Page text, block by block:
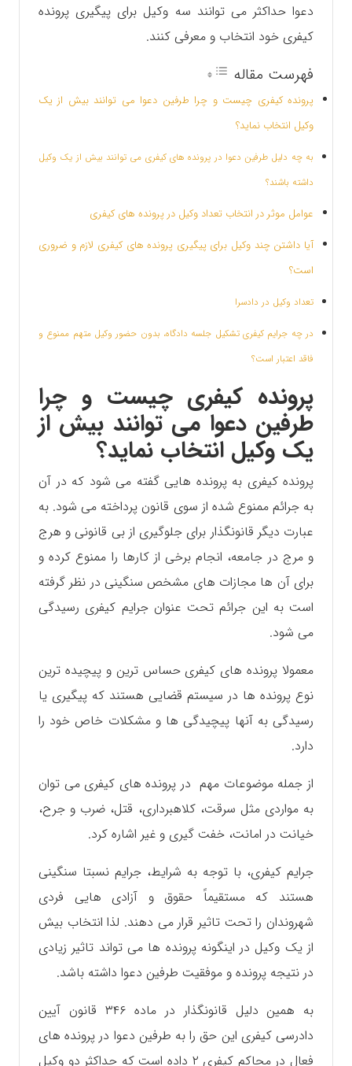
دعوا حداکثر می توانند سه وکیل برای پیگیری پرونده
کیفری خود انتخاب و معرفی کنند.
فهرست مقاله
پرونده کیفری چیست و چرا طرفین دعوا می توانند بیش از یک
وکیل انتخاب نماید؟
به چه دلیل طرفین دعوا در پرونده های کیفری می توانند بیش از یک وکیل
داشته باشند؟
عوامل موثر در انتخاب تعداد وکیل در پرونده های کیفری
آیا داشتن چند وکیل برای پیگیری پرونده های کیفری لازم و ضروری
است؟
تعداد وکیل در دادسرا
در چه جرایم کیفری تشکیل جلسه دادگاه، بدون حضور وکیل متهم ممنوع و
فاقد اعتبار است؟
پرونده کیفری چیست و چرا
طرفین دعوا می توانند بیش از
یک وکیل انتخاب نماید؟
پرونده کیفری به پرونده هایی گفته می شود که در آن
به جرائم ممنوع شده از سوی قانون پرداخته می شود. به
عبارت دیگر قانونگذار برای جلوگیری از بی قانونی و هرج
و مرج در جامعه، انجام برخی از کارها را ممنوع کرده و
برای آن ها مجازات های مشخص سنگینی در نظر گرفته
است به این جرائم تحت عنوان جرایم کیفری رسیدگی
می شود.
معمولا پرونده های کیفری حساس ترین و پیچیده ترین
نوع پرونده ها در سیستم قضایی هستند که پیگیری یا
رسیدگی به آنها پیچیدگی ها و مشکلات خاص خود را
دارد.
از جمله موضوعات مهم در پرونده های کیفری می توان
به مواردی مثل سرقت، کلاهبرداری، قتل، ضرب و جرح،
خیانت در امانت، خفت گیری و غیر اشاره کرد.
جرایم کیفری، با توجه به شرایط، جرایم نسبتا سنگینی
هستند که مستقیماً حقوق و آزادی هایی فردی
شهروندان را تحت تاثیر قرار می دهند. لذا انتخاب بیش
از یک وکیل در اینگونه پرونده ها می تواند تاثیر زیادی
در نتیجه پرونده و موفقیت طرفین دعوا داشته باشد.
به همین دلیل قانونگذار در ماده ۳۴۶ قانون آیین
دادرسی کیفری این حق را به طرفین دعوا در پرونده های
فعال در محاکم کیفری ۲ داده است که حداکثر دو وکیل